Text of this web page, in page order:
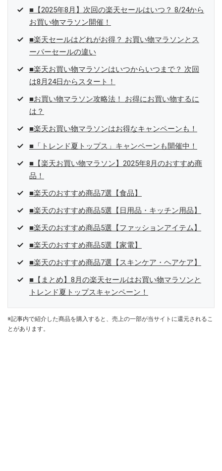
■【2025年8月】次回の楽天セールはいつ？ 8/24から
お買い物マラソン開催！
■楽天セールはどれがお得？ お買い物マラソンとス
ーパーセールの違い
■楽天お買い物マラソンはいつからいつまで？ 次回
は8月24日からスタート！
■お買い物マラソン攻略法！ お得にお買い物するに
は？
■楽天お買い物マラソンはお得なキャンペーンも！
■「トレンド夏トップス」キャンペーンも開催中！
■【楽天お買い物マラソン】2025年8月のおすすめ商
品！
■楽天のおすすめ商品7選【食品】
■楽天のおすすめ商品5選【日用品・キッチン用品】
■楽天のおすすめ商品5選【ファッションアイテム】
■楽天のおすすめ商品5選【家電】
■楽天のおすすめ商品7選【スキンケア・ヘアケア】
■【まとめ】8月の楽天セールはお買い物マラソンと
トレンド夏トップスキャンペーン！
※記事内で紹介した商品を購入すると、売上の一部が当サイトに還元されるこ
とがあります。